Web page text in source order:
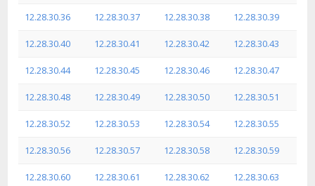
12.28.30.36 12.28.30.37 12.28.30.38 12.28.30.39
12.28.30.40 12.28.30.41 12.28.30.42 12.28.30.43
12.28.30.44 12.28.30.45 12.28.30.46 12.28.30.47
12.28.30.48 12.28.30.49 12.28.30.50 12.28.30.51
12.28.30.52 12.28.30.53 12.28.30.54 12.28.30.55
12.28.30.56 12.28.30.57 12.28.30.58 12.28.30.59
12.28.30.60 12.28.30.61 12.28.30.62 12.28.30.63